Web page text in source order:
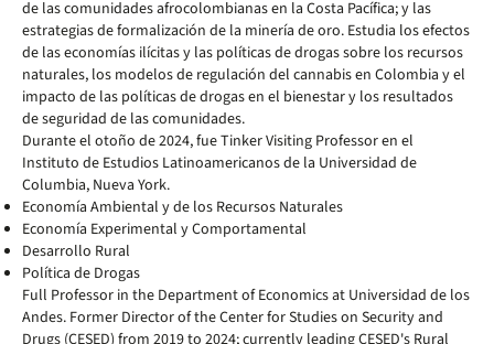
de las comunidades afrocolombianas en la Costa Pacífica; y las
estrategias de formalización de la minería de oro. Estudia los efectos
de las economías ilícitas y las políticas de drogas sobre los recursos
naturales, los modelos de regulación del cannabis en Colombia y el
impacto de las políticas de drogas en el bienestar y los resultados
de seguridad de las comunidades.
Durante el otoño de 2024, fue Tinker Visiting Professor en el
Instituto de Estudios Latinoamericanos de la Universidad de
Columbia, Nueva York.
Economía Ambiental y de los Recursos Naturales
Economía Experimental y Comportamental
Desarrollo Rural
Política de Drogas
Full Professor in the Department of Economics at Universidad de los
Andes. Former Director of the Center for Studies on Security and
Drugs (CESED) from 2019 to 2024; currently leading CESED's Rural